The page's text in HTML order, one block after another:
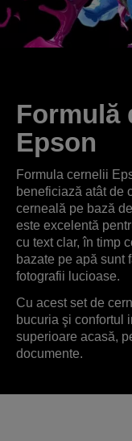
Formulă
Epson
Formula cernelii
beneficiază atât de
cerneală pe bază
este excelentă
cu text clar, în timp
bazate pe apă sunt
fotografii lucioase.
Cu acest set de
bucuria şi confortul
superioare acasă,
documente.